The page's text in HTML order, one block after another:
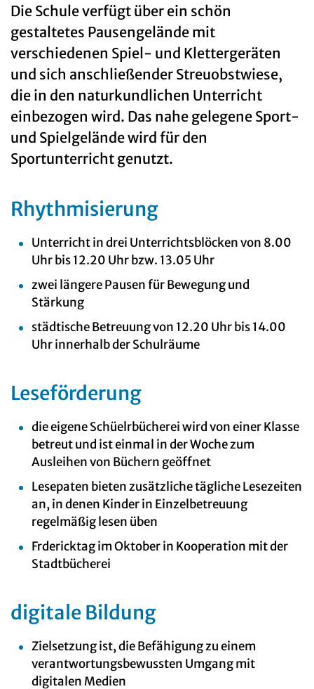
Die Schule verfügt über ein schön
gestaltetes Pausengelände mit
verschiedenen Spiel- und Klettergeräten
und sich anschließender Streuobstwiese,
die in den naturkundlichen Unterricht
einbezogen wird. Das nahe gelegene Sport-
und Spielgelände wird für den
Sportunterricht genutzt.
Rhythmisierung
Unterricht in drei Unterrichtsblöcken von 8.00
Uhr bis 12.20 Uhr bzw. 13.05 Uhr
zwei längere Pausen für Bewegung und
Stärkung
städtische Betreuung von 12.20 Uhr bis 14.00
Uhr innerhalb der Schulräume
Leseförderung
die eigene Schüelrbücherei wird von einer Klasse
betreut und ist einmal in der Woche zum
Ausleihen von Büchern geöffnet
Lesepaten bieten zusätzliche tägliche Lesezeiten
an, in denen Kinder in Einzelbetreuung
regelmäßig lesen üben
Frdericktag im Oktober in Kooperation mit der
Stadtbücherei
digitale Bildung
Zielsetzung ist, die Befähigung zu einem
verantwortungsbewussten Umgang mit
digitalen Medien